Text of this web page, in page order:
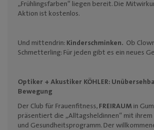
„Frühlingsfarben“ liegen bereit. Die
Aktion ist kostenlos.
Und mittendrin: Kinderschminken. Ob
Schmetterling: Für jeden gibt es ein neues
Optiker + Akustiker KÖHLER:
Bewegung
Der Club für Frauenfitness, FREIRAUM in
präsentiert die „Alltagsheldinnen“ mit ihrem
und Gesundheitsprogramm. Der